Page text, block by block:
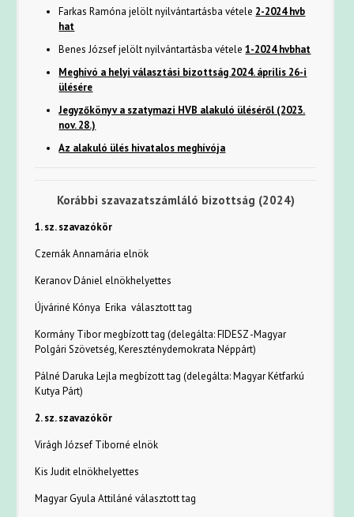
Farkas Ramóna jelölt nyilvántartásba vétele 2-2024 hvb
hat
Benes József jelölt nyilvántartásba vétele1-2024 hvbhat
Meghívó a helyi választási bizottság 2024. április 26-i
ülésére
Jegyzőkönyv a szatymazi HVB alakuló üléséről (2023.
nov. 28.)
Az alakuló ülés hivatalos meghívója
Korábbi szavazatszámláló bizottság (2024)
1. sz. szavazókör
Czernák Annamária elnök
Keranov Dániel elnökhelyettes
Újváriné Kónya Erika választott tag
Kormány Tibor megbízott tag (delegálta: FIDESZ -Magyar
Polgári Szövetség, Kereszténydemokrata Néppárt)
Pálné Daruka Lejla megbízott tag (delegálta: Magyar Kétfarkú
Kutya Párt)
2. sz. szavazókör
Virágh József Tiborné elnök
Kis Judit elnökhelyettes
Magyar Gyula Attiláné választott tag